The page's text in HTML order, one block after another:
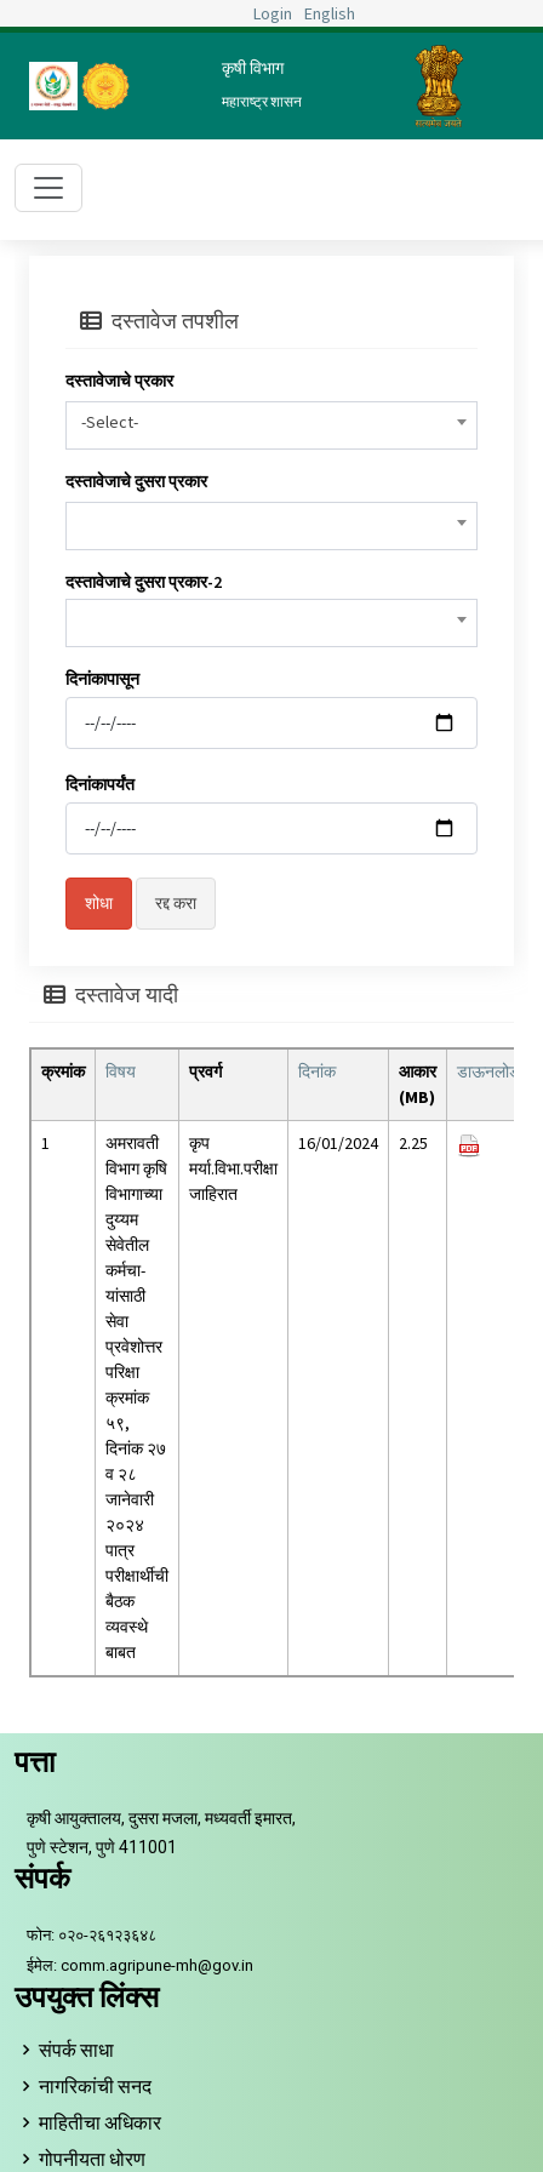
Login English
कृषी विभाग
महाराष्ट्र शासन
दस्तावेज तपशील
दस्तावेजाचे प्रकार
-Select-
दस्तावेजाचे दुसरा प्रकार
दस्तावेजाचे दुसरा प्रकार-2
दिनांकापासून
दिनांकापर्यंत
दस्तावेज यादी
क्रमांक विषय प्रवर्ग दिनांक
आकार
(MB)
डाऊनलोड
1
अमरावती
विभाग कृषि
विभागाच्या
दुय्यम
सेवेतील
कर्मचा-
यांसाठी
सेवा
प्रवेशोत्तर
परिक्षा
क्रमांक
५९,
दिनांक २७
व २८
जानेवारी
२०२४
पात्र
परीक्षार्थीची
बैठक
व्यवस्थे
बाबत
कृप
मर्या.विभा.परीक्षा
जाहिरात
16/01/2024 2.25
पत्ता
कृषी आयुक्तालय, दुसरा मजला, मध्यवर्ती इमारत,
पुणे स्टेशन, पुणे 411001
संपर्क
फोन: ०२०-२६१२३६४८
ईमेल: comm.agripune-mh@gov.in
उपयुक्त लिंक्स
संपर्क साधा
नागरिकांची सनद
माहितीचा अधिकार
गोपनीयता धोरण